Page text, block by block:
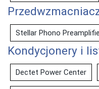
Stellar Phono
Kondycjonery i
Dectet Power Center